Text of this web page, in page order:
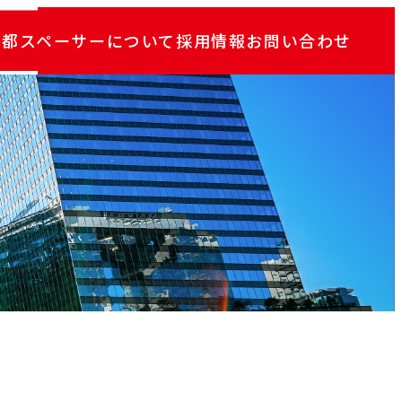
スペーサーについて採用情報お問い合わせ